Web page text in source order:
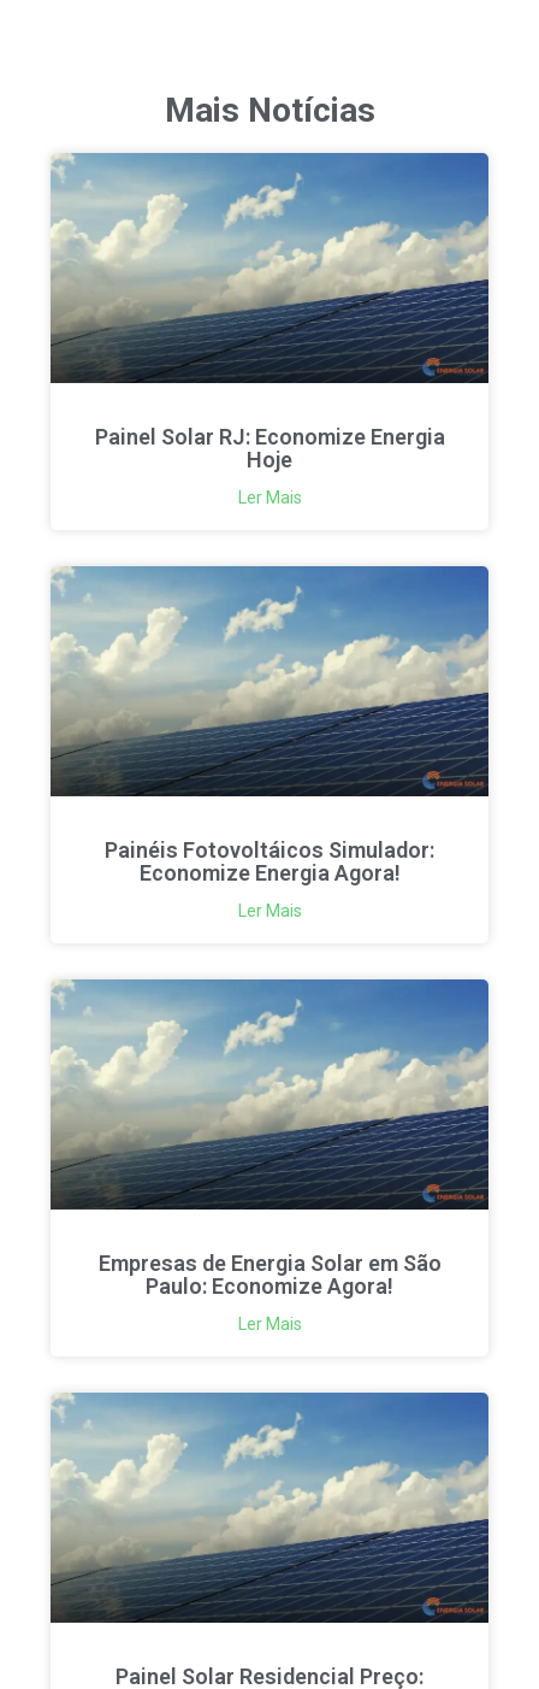
Mais Notícias
Painel Solar RJ: Economize Energia
Hoje
Ler Mais
Painéis Fotovoltáicos Simulador:
Economize Energia Agora!
Ler Mais
Empresas de Energia Solar em São
Paulo: Economize Agora!
Ler Mais
Painel Solar Residencial Preço: